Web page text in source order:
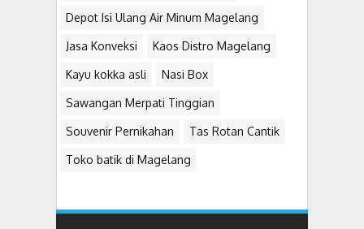
Depot Isi Ulang Air Minum Magelang
Jasa Konveksi Kaos Distro Magelang
Kayu kokka asli Nasi Box
Sawangan Merpati Tinggian
Souvenir Pernikahan Tas Rotan Cantik
Toko batik di Magelang